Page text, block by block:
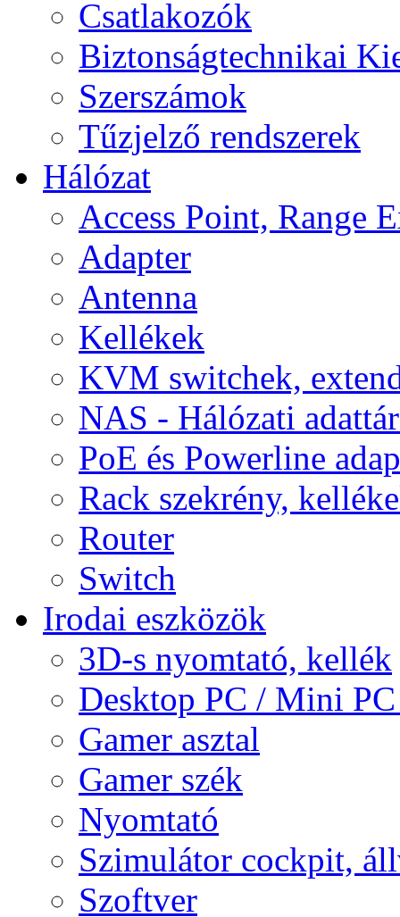
Csatlakozók
Biztonságtechnikai
Szerszámok
Tűzjelző rendszerek
Hálózat
Access Point, Range
Adapter
Antenna
Kellékek
KVM switchek,
NAS - Hálózati
PoE és Powerline
Rack szekrény,
Router
Switch
Irodai eszközök
3D-s nyomtató, kellék
Desktop PC / Mini
Gamer asztal
Gamer szék
Nyomtató
Szimulátor cockpit,
Szoftver